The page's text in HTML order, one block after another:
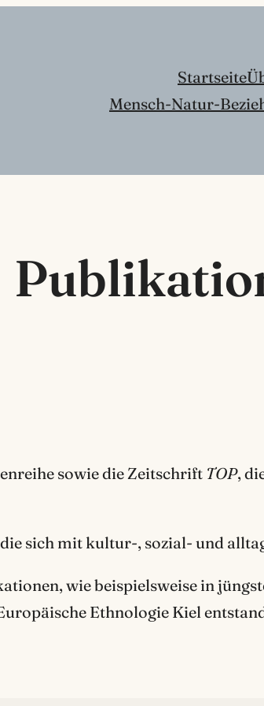
Startseite
Mensch-Natur-
sowie die Zeitschrift TOP,
sich mit kultur-, sozial- und
wie beispielsweise in
Ethnologie Kiel